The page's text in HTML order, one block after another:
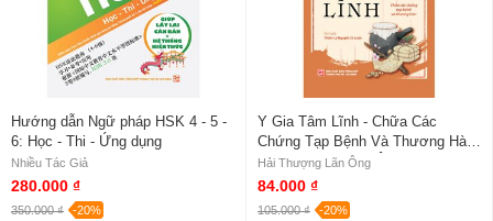
Hướng dẫn Ngữ pháp HSK 4 - 5 -
6: Học - Thi - Ứng dụng
Nhiều Tác Giả
280.000 ₫
350.000 ₫ -20%
Y Gia Tâm Lĩnh - Chữa Các
Chứng Tạp Bệnh Và Thương Hàn
- Hải Thượng Lãn Ông
Hải Thượng Lãn Ông
84.000 ₫
105.000 ₫ -20%